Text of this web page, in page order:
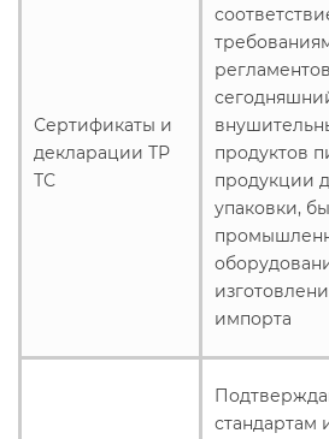
Сертификаты и
декларации ТР
ТС
продуктов
продукции
упаковки,
импорта
стандартам